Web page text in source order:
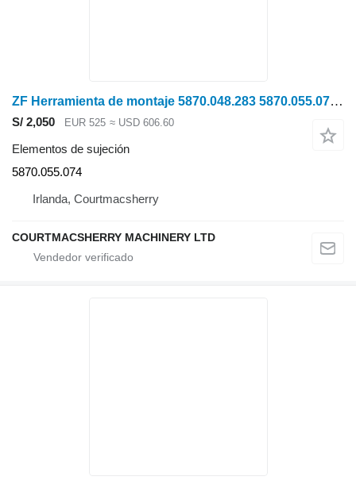
ZF Herramienta de montaje 5870.048.283 5870.055.074 para tractor de ruedas
S/ 2,050 EUR 525 ≈ USD 606.60
Elementos de sujeción
5870.055.074
Irlanda, Courtmacsherry
COURTMACSHERRY MACHINERY LTD